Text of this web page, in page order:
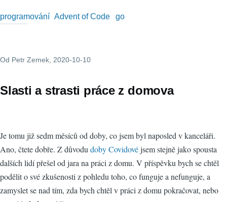
programování Advent of Code go
Od Petr Zemek, 2020-10-10
Slasti a strasti práce z domova
Je tomu již sedm měsíců od doby, co jsem byl naposled v kanceláři.
Ano, čtete dobře. Z důvodu doby Covidovéjsem stejně jako spousta
dalších lidí přešel od jara na práci z domu. V příspěvku bych se chtěl
podělit o své zkušenosti z pohledu toho, co funguje a nefunguje, a
zamyslet se nad tím, zda bych chtěl v práci z domu pokračovat, nebo